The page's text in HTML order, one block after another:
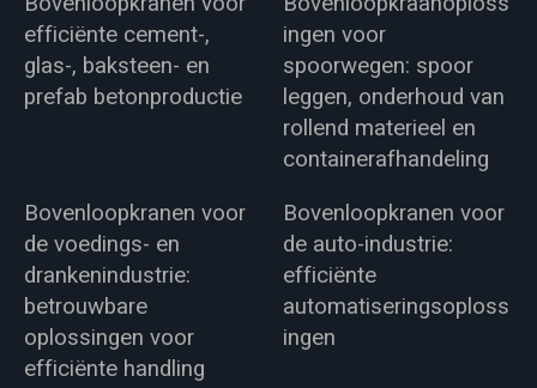
efficiënte cement-,
glas-, baksteen- en
prefab betonproductie
ingen voor
spoorwegen: spoor
leggen, onderhoud van
rollend materieel en
containerafhandeling
Bovenloopkranen voor
de voedings- en
drankenindustrie:
betrouwbare
oplossingen voor
efficiënte handling
Bovenloopkranen voor
de auto-industrie:
efficiënte
automatiseringsoploss
ingen